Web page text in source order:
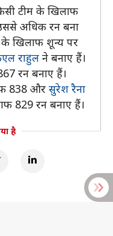
टीम के खिलाफ
अधिक रन बना
के खिलाफ शून्य पर
राहुल ने बनाए हैं।
रन बनाए हैं।
838 और सुरेश रैना
829 रन बनाए हैं।
है